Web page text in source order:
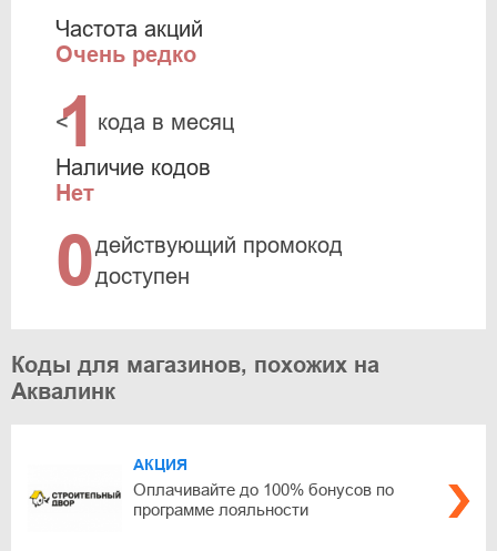
Частота акций
Очень редко
<
1 кода в месяц
Наличие кодов
Нет
0действующий промокод
доступен
Коды для магазинов, похожих на
Аквалинк
АКЦИЯ
Оплачивайте до 100% бонусов по
программе лояльности